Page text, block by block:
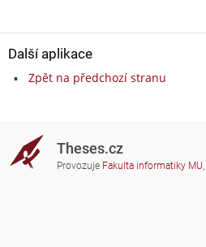
Další aplikace
Zpět na předchozí stranu
Theses.cz
Provozuje Fakulta informatiky MU,